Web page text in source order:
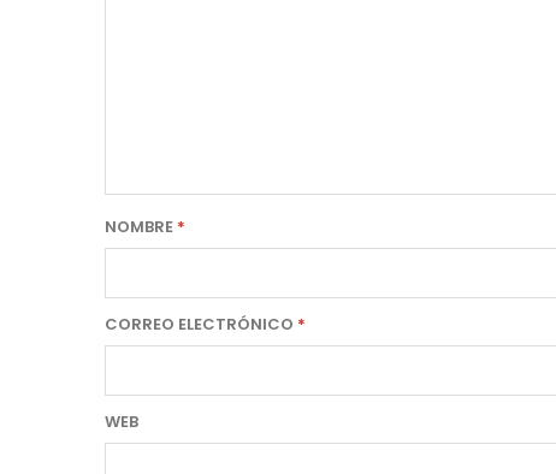
NOMBRE *
CORREO ELECTRÓNICO *
WEB